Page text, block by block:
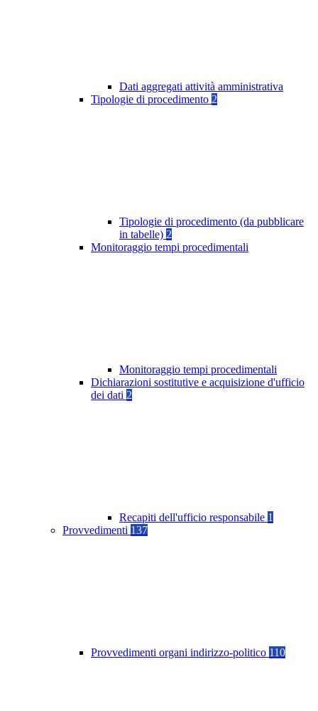
Dati aggregati attività amministrativa
Tipologie di procedimento 2
Tipologie di procedimento (da pubblicare
in tabelle) 2
Monitoraggio tempi procedimentali
Monitoraggio tempi procedimentali
Dichiarazioni sostitutive e acquisizione d'ufficio
dei dati 2
Recapiti dell'ufficio responsabile 1
Provvedimenti 137
Provvedimenti organi indirizzo-politico 110